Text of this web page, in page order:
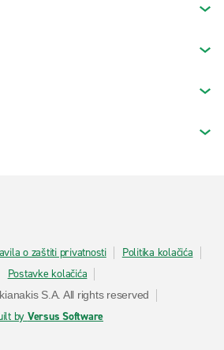
o zaštiti privatnosti
Politika kolačića
Postavke kolačića
S.A. All rights reserved
by Versus Software